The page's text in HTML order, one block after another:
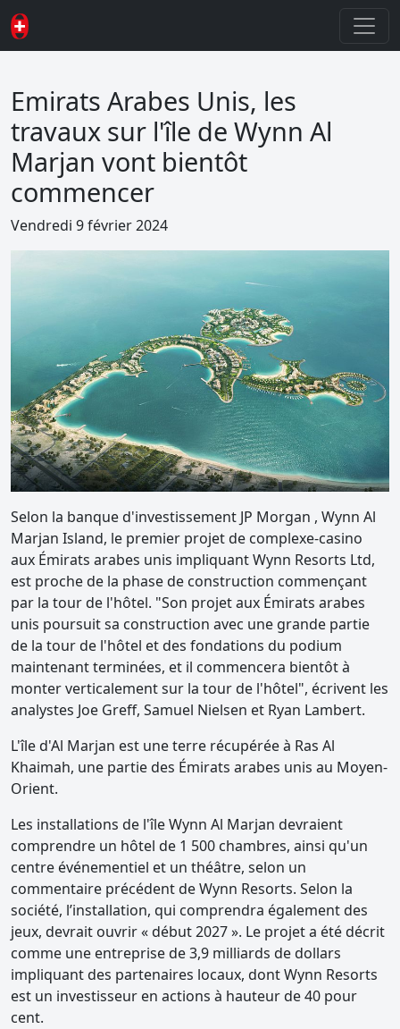
Emirats Arabes Unis, les
travaux sur l'île de Wynn Al
Marjan vont bientôt
commencer
Vendredi 9 février 2024
Selon la banque d'investissement JP Morgan , Wynn Al
Marjan Island, le premier projet de complexe-casino
aux Émirats arabes unis impliquant Wynn Resorts Ltd,
est proche de la phase de construction commençant
par la tour de l'hôtel. "Son projet aux Émirats arabes
unis poursuit sa construction avec une grande partie
de la tour de l'hôtel et des fondations du podium
maintenant terminées, et il commencera bientôt à
monter verticalement sur la tour de l'hôtel", écrivent les
analystes Joe Greff, Samuel Nielsen et Ryan Lambert.
L'île d'Al Marjan est une terre récupérée à Ras Al
Khaimah, une partie des Émirats arabes unis au Moyen-
Orient.
Les installations de l'île Wynn Al Marjan devraient
comprendre un hôtel de 1 500 chambres, ainsi qu'un
centre événementiel et un théâtre, selon un
commentaire précédent de Wynn Resorts. Selon la
société, l’installation, qui comprendra également des
jeux, devrait ouvrir « début 2027 ». Le projet a été décrit
comme une entreprise de 3,9 milliards de dollars
impliquant des partenaires locaux, dont Wynn Resorts
est un investisseur en actions à hauteur de 40 pour
cent.